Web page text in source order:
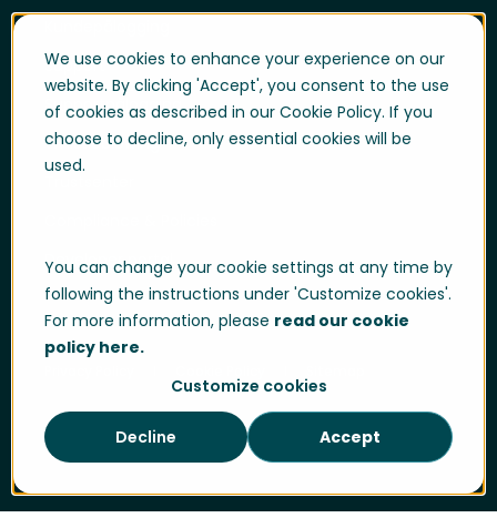
We use cookies to enhance your experience on our
website. By clicking 'Accept', you consent to the use
of cookies as described in our Cookie Policy. If you
choose to decline, only essential cookies will be
used.
You can change your cookie settings at any time by
following the instructions under 'Customize cookies'.
For more information, please read our cookie
policy here.
Customize cookies
Accept
Decline
Support
Supportpålogging
Whistleblowing
Developer portal